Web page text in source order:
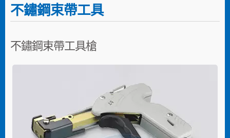
不鏽鋼束帶工具
不鏽鋼束帶工具槍